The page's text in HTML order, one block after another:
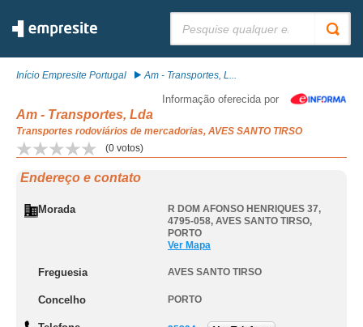
Início Empresite Portugal Am - Transportes, L...
Informação oferecida por
Am - Transportes, Lda
Transportes rodoviários de mercadorias, AVES SANTO TIRSO
(0 votos)
Endereço e contato
Morada
R DOM AFONSO HENRIQUES 37,
4795-058, AVES SANTO TIRSO,
PORTO
Ver Mapa
Freguesia AVES SANTO TIRSO
Concelho PORTO